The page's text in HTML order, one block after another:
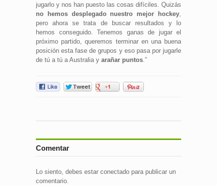
jugarlo y nos han puesto las cosas difíciles. Quizás
no hemos desplegado nuestro mejor hockey
pero ahora se trata de buscar resultados y lo
hemos conseguido. Tenemos ganas de jugar el
próximo partido, queremos terminar en una buena
posición esta fase de grupos y eso pasa por jugarle
de tú a tú a Australia y arañar puntos .”
Comentar
Lo siento, debes estar conectado para publicar un
comentario.